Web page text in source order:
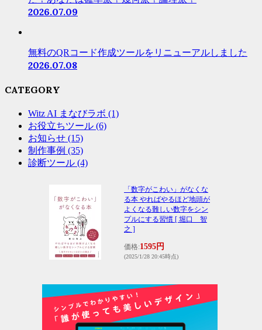
2026.07.09
無料のQRコード作成ツールをリニューアルしました
2026.07.08
CATEGORY
Witz AI まなびラボ (1)
お役立ちツール (6)
お知らせ (15)
制作事例 (35)
診断ツール (4)
「数字がこわい」がなくな
る本 やればやるほど地頭が
よくなる難しい数字をシン
プルにする習慣 [ 堀口 智
之 ]
価格:1595円
(2025/1/28 20:45時点)